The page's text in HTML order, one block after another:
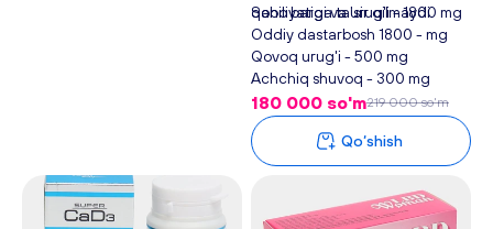
qobiliyatiga ta'sir qilmaydi.
Qora andiz - 1800 mg
Sano bargi va urug'i - 1800 mg
Oddiy dastarbosh 1800 - mg
Qovoq urug'i - 500 mg
Achchiq shuvoq - 300 mg
180 000 so'm219 000 so'm
Qo‘shish